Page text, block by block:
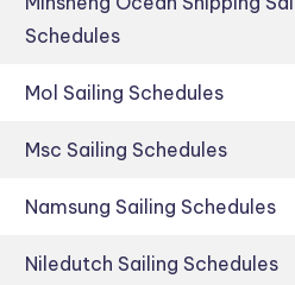
Schedules
Mol Sailing Schedules
Msc Sailing Schedules
Namsung Sailing Schedules
Niledutch Sailing Schedules